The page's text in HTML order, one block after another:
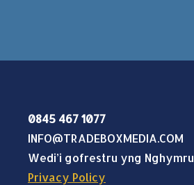
0845 467 1077
INFO@TRADEBOXMEDIA.COM
Wedi’i gofrestru yng Nghymru
Privacy Policy